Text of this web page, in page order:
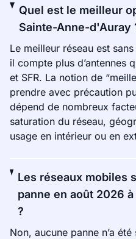
Quel est le meilleur
Sainte-Anne-d'Auray
Le meilleur réseau est
il compte plus d’antennes
et SFR. La notion de
prendre avec précaution
dépend de nombreux
saturation du réseau,
usage en intérieur ou en
Les réseaux mobiles
panne en août 2026
?
Non, aucune panne n’a